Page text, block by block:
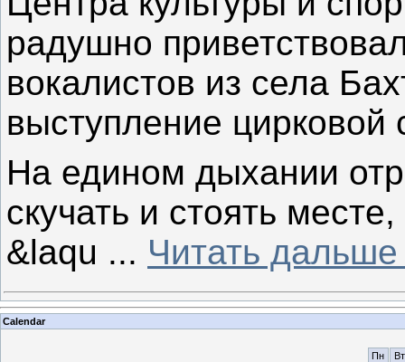
радушно
вокалистов из села
выступление цирковой
На едином дыхании
скучать и стоять
&laqu ... Читать
Calendar
Пн
Вт